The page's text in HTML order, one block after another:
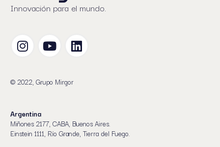
Innovación para el mundo.
© 2022, Grupo Mirgor
Argentina
Miñones 2177, CABA, Buenos Aires.
Einstein 1111, Río Grande, Tierra del Fuego.